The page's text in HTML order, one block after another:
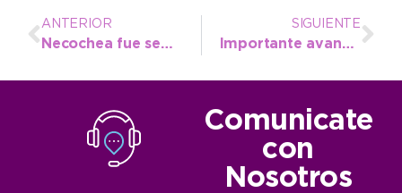
ANTERIOR
Necochea fue sede de la reunión mensual del Consejo Local Asesor del INTA Balcarce
SIGUIENTE
Importante avance del recambio de luminarias en los accesos a la ciudad
Comunicate
con
Nosotros